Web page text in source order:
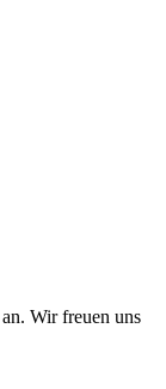
an. Wir freuen uns